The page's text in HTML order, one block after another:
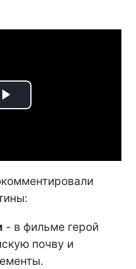
Play
- в фильме герой
почву и